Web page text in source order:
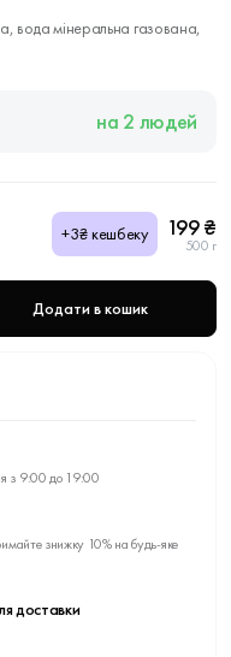
вода мінеральна газована,
на 2 людей
+3₴ кешбеку 199 ₴
500 г
Додати в кошик
з 9:00 до 19:00
знижку 10% на будь-яке
доставки